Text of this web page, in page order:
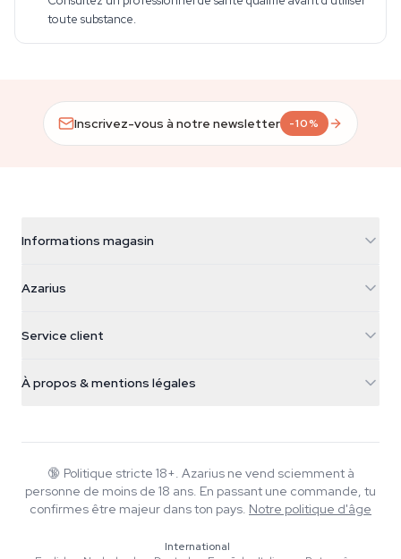
toute substance.
Inscrivez-vous à notre newsletter -10%
Informations magasin
Galvaniweg 11
Nederland
+31(0)204897914
Azarius
Smokeshop
Service client
Politique de retour
Politique de confidentialité
À propos & mentions légales
Wiki
Musique
Normes éditoriales
🔞 Politique stricte 18+. Azarius ne vend sciemment à
personne de moins de 18 ans. En passant une commande, tu
confirmes être majeur dans ton pays. Notre politique d'âge
International